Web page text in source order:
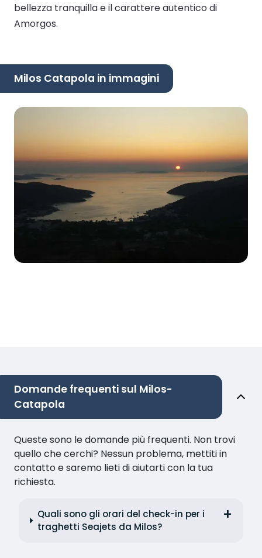
bellezza tranquilla e il carattere autentico di
Amorgos.
Milos Catapola in immagini
Domande frequenti sul Milos-
Catapola
Queste sono le domande più frequenti. Non trovi
quello che cerchi? Nessun problema, mettiti in
contatto e saremo lieti di aiutarti con la tua
richiesta.
Quali sono gli orari del check-in per i
traghetti Seajets da Milos?